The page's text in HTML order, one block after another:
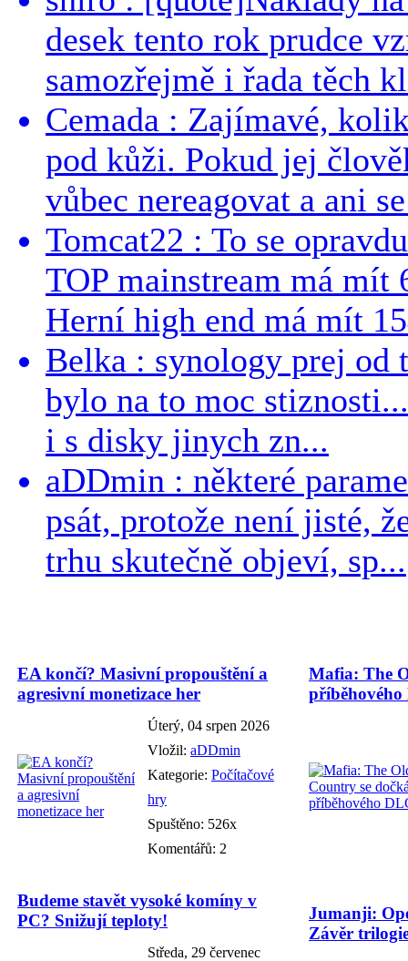
desek tento rok prudce
samozřejmě i řada těch
Cemada : Zajímavé,
pod kůži. Pokud jej
vůbec nereagovat a ani
Tomcat22 : To se
TOP mainstream má
Herní high end má mít
Belka : synology prej od
bylo na to moc
i s disky jinych zn...
aDDmin : některé
psát, protože není jisté,
trhu skutečně objeví, sp...
EA končí? Masivní propouštění a
agresivní monetizace her
Úterý, 04 srpen 2026
Vložil: aDDmin
Kategorie: Počítačové
hry
Spuštěno: 526x
Komentářů: 2
Mafia: The
Budeme stavět vysoké komíny v
PC? Snižují teploty!
Středa, 29 červenec
Jumanji:
Závěr